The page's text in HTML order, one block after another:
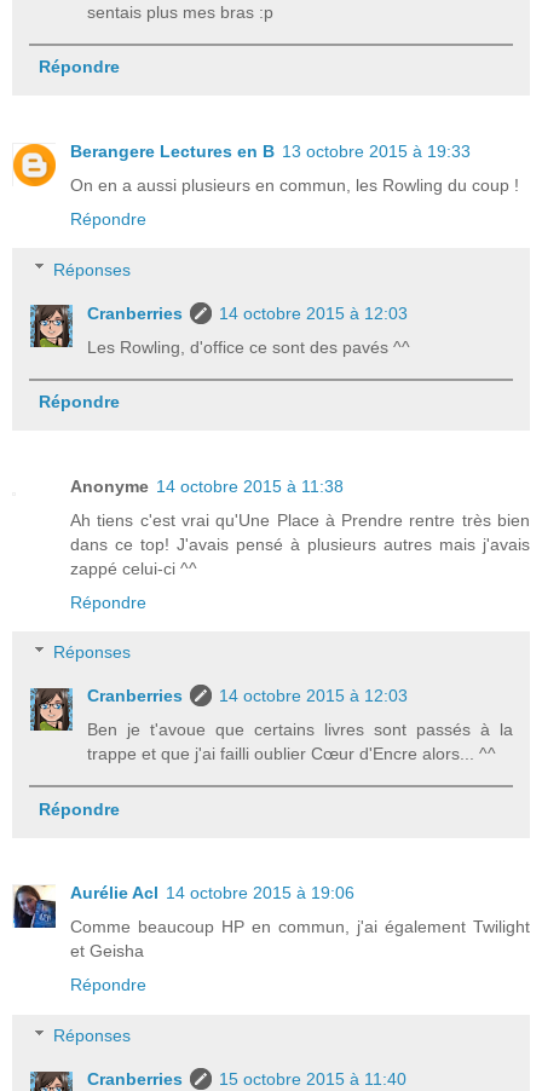
sentais plus mes bras :p
Répondre
Berangere Lectures en B 13 octobre 2015 à 19:33
On en a aussi plusieurs en commun, les Rowling du coup !
Répondre
Réponses
Cranberries
14 octobre 2015 à 12:03
Les Rowling, d'office ce sont des pavés ^^
Répondre
Anonyme 14 octobre 2015 à 11:38
Ah tiens c'est vrai qu'Une Place à Prendre rentre très bien
dans ce top! J'avais pensé à plusieurs autres mais j'avais
zappé celui-ci ^^
Répondre
Réponses
Cranberries
14 octobre 2015 à 12:03
Ben je t'avoue que certains livres sont passés à la
trappe et que j'ai failli oublier Cœur d'Encre alors... ^^
Répondre
Aurélie Acl 14 octobre 2015 à 19:06
Comme beaucoup HP en commun, j'ai également Twilight
et Geisha
Répondre
Réponses
Cranberries
15 octobre 2015 à 11:40